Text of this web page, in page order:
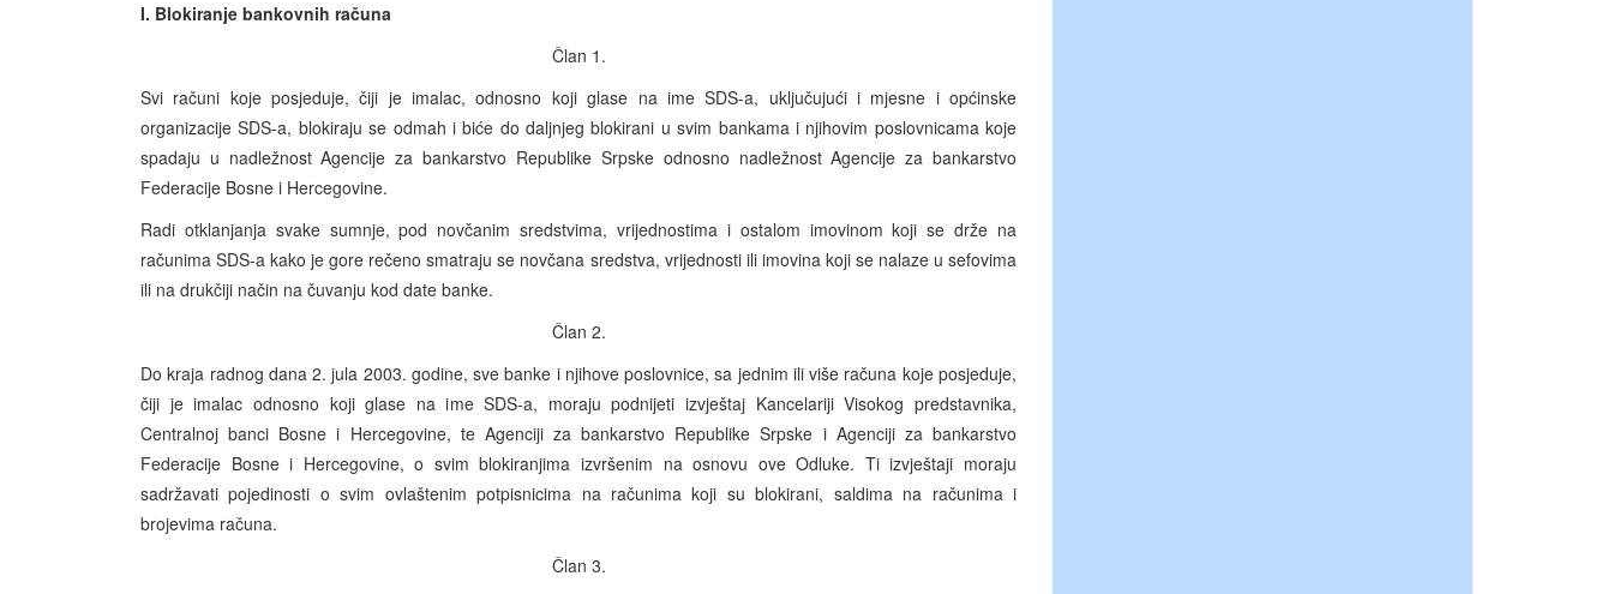
I. Blokiranje bankovnih računa
Član 1.
Svi računi koje posjeduje, čiji je imalac, odnosno koji glase na ime SDS-a, uključujući i mjesne i općinske
organizacije SDS-a, blokiraju se odmah i biće do daljnjeg blokirani u svim bankama i njihovim poslovnicama koje
spadaju u nadležnost Agencije za bankarstvo Republike Srpske odnosno nadležnost Agencije za bankarstvo
Federacije Bosne i Hercegovine.
Radi otklanjanja svake sumnje, pod novčanim sredstvima, vrijednostima i ostalom imovinom koji se drže na
računima SDS-a kako je gore rečeno smatraju se novčana sredstva, vrijednosti ili imovina koji se nalaze u sefovima
ili na drukčiji način na čuvanju kod date banke.
Član 2.
Do kraja radnog dana 2. jula 2003. godine, sve banke i njihove poslovnice, sa jednim ili više računa koje posjeduje,
čiji je imalac odnosno koji glase na ime SDS-a, moraju podnijeti izvještaj Kancelariji Visokog predstavnika,
Centralnoj banci Bosne i Hercegovine, te Agenciji za bankarstvo Republike Srpske i Agenciji za bankarstvo
Federacije Bosne i Hercegovine, o svim blokiranjima izvršenim na osnovu ove Odluke. Ti izvještaji moraju
sadržavati pojedinosti o svim ovlaštenim potpisnicima na računima koji su blokirani, saldima na računima i
brojevima računa.
Član 3.